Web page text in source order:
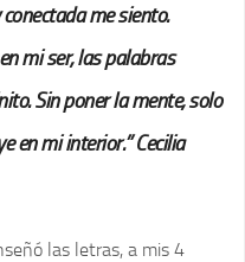
me siento.
mi ser, las palabras
Sin poner la mente, solo
en mi interior.” Cecilia
las letras, a mis 4